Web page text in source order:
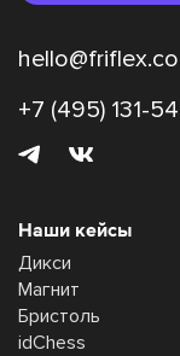
+7 (495) 131-
Наши кейсы
Дикси
Магнит
Бристоль
idChess